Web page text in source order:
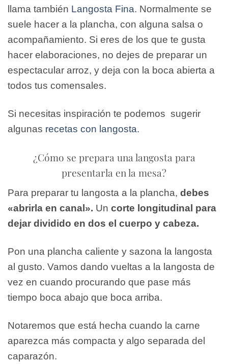
llama también Langosta Fina. Normalmente se
suele hacer a la plancha, con alguna salsa o
acompañamiento. Si eres de los que te gusta
hacer elaboraciones, no dejes de preparar un
espectacular arroz, y deja con la boca abierta a
todos tus comensales.
Si necesitas inspiración te podemos sugerir
algunas recetas con langosta.
¿Cómo se prepara una langosta para
presentarla en la mesa?
Para preparar tu langosta a la plancha, debes
«abrirla en canal». Un corte longitudinal para
dejar dividido en dos el cuerpo y cabeza.
Pon una plancha caliente y sazona la langosta
al gusto. Vamos dando vueltas a la langosta de
vez en cuando procurando que pase más
tiempo boca abajo que boca arriba.
Notaremos que está hecha cuando la carne
aparezca más compacta y algo separada del
caparazón.